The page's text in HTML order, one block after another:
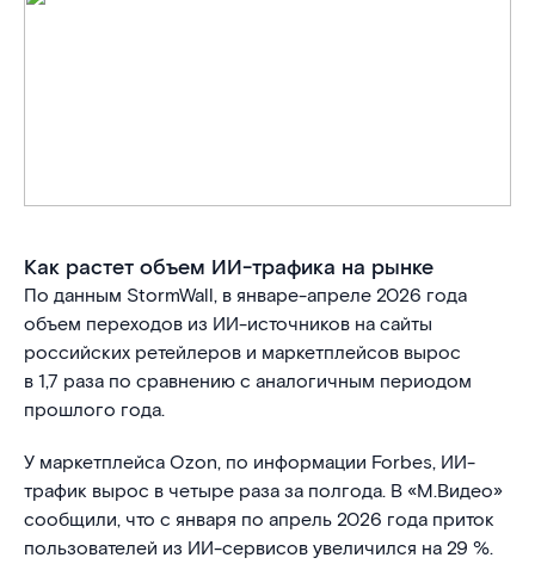
Как растет объем ИИ-трафика на рынке
По данным StormWall, в январе-апреле 2026 года
объем переходов из ИИ-источников на сайты
российских ретейлеров и маркетплейсов вырос
в 1,7 раза по сравнению с аналогичным периодом
прошлого года.
У маркетплейса Ozon, по информации Forbes, ИИ-
трафик вырос в четыре раза за полгода. В «М.Видео»
сообщили, что с января по апрель 2026 года приток
пользователей из ИИ-сервисов увеличился на 29 %.